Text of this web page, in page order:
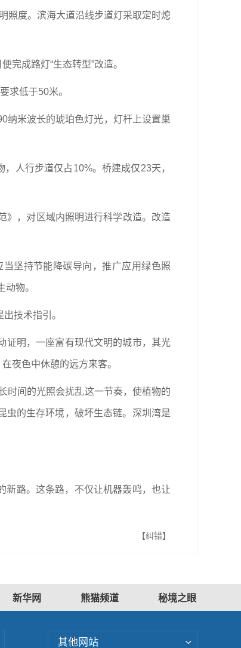
度。滨海大道沿线步道灯采取定时熄
成路灯“生态转型”改造。
低于50米。
米波长的琥珀色灯光，灯杆上设置巢
人行步道仅占10%。桥建成仅23天，
，对区域内照明进行科学改造。改造
坚持节能降碳导向，推广应用绿色照
物。
技术指引。
明，一座富有现代文明的城市，其光
夜色中休憩的远方来客。
间的光照会扰乱这一节奏，使植物的
虫的生存环境，破坏生态链。深圳湾是
新路。这条路，不仅让机器轰鸣，也让
【纠错】
新华网 熊猫频道 秘境之眼
其他网站